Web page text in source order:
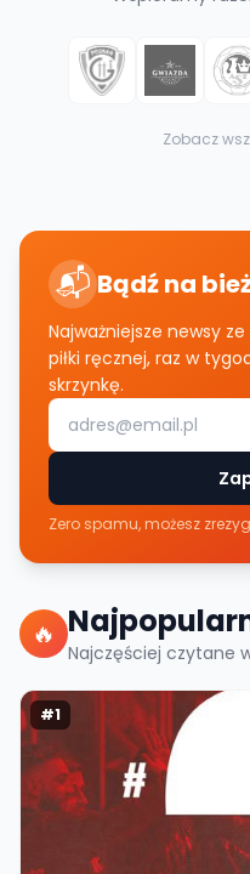
Zobacz
📬 Bądź na
Najważniejsze newsy
piłki ręcznej, raz w
skrzynkę.
Zero spamu, możesz
🔥
Najczęściej czytane
#1